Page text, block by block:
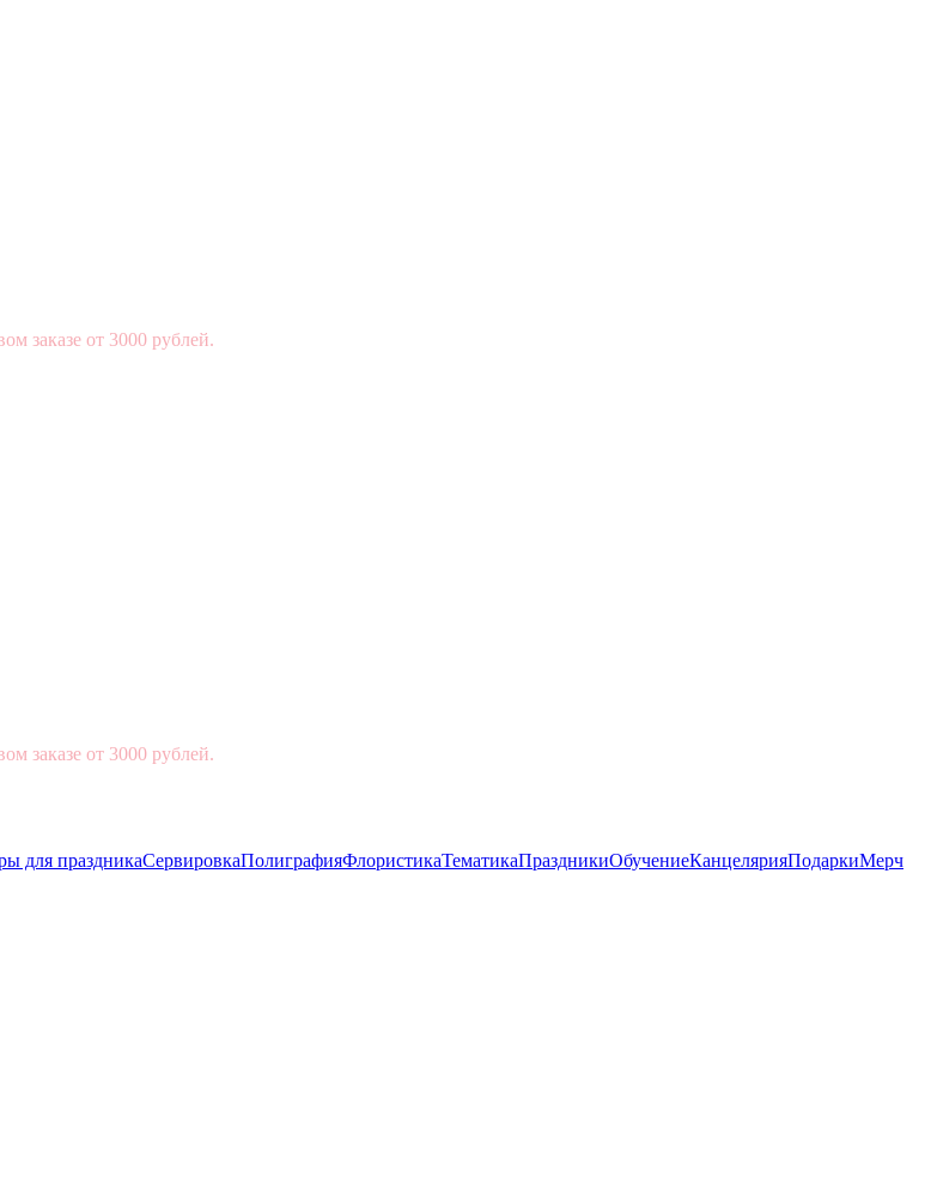
заказе от 3000 рублей.
заказе от 3000 рублей.
для праздникаСервировкаПолиграфияФлористикаТематикаПраздникиОбучениеКанцелярияПодаркиМерч